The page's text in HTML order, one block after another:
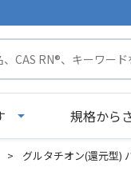
規格から
> グルタチオン(還元型)